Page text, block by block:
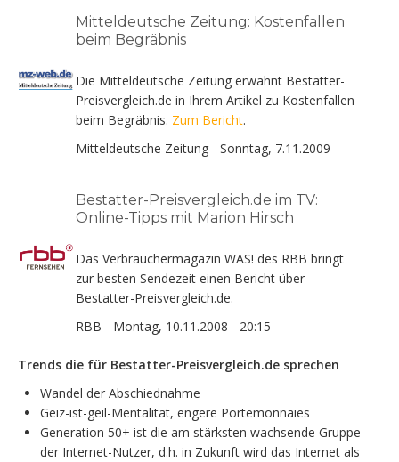
Mitteldeutsche Zeitung: Kostenfallen
beim Begräbnis
Die Mitteldeutsche Zeitung erwähnt Bestatter-
Preisvergleich.de in Ihrem Artikel zu Kostenfallen
beim Begräbnis. Zum Bericht.
Mitteldeutsche Zeitung - Sonntag, 7.11.2009
Bestatter-Preisvergleich.de im TV:
Online-Tipps mit Marion Hirsch
Das Verbrauchermagazin WAS! des RBB bringt
zur besten Sendezeit einen Bericht über
Bestatter-Preisvergleich.de.
RBB - Montag, 10.11.2008 - 20:15
Trends die für Bestatter-Preisvergleich.de sprechen
Wandel der Abschiednahme
Geiz-ist-geil-Mentalität, engere Portemonnaies
Generation 50+ ist die am stärksten wachsende Gruppe
der Internet-Nutzer, d.h. in Zukunft wird das Internet als